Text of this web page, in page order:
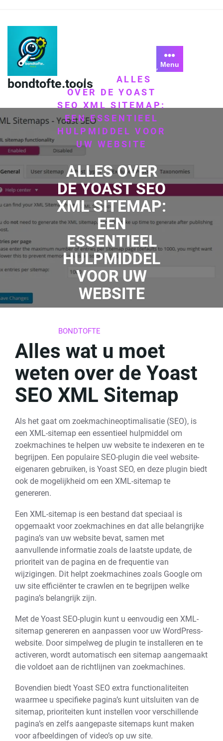
content
bondtofte.tools
Menu
,
YOAST
ALLES
OVER DE YOAST
SEO XML SITEMAP:
EEN ESSENTIEEL
HULPMIDDEL VOOR
UW WEBSITE
ALLES OVER
DE YOAST SEO
XML SITEMAP:
EEN
ESSENTIEEL
HULPMIDDEL
VOOR UW
WEBSITE
BONDTOFTE
Alles wat u moet
weten over de Yoast
SEO XML Sitemap
Als het gaat om zoekmachineoptimalisatie (SEO), is
een XML-sitemap een essentieel hulpmiddel om
zoekmachines te helpen uw website te indexeren en te
begrijpen. Een populaire SEO-plugin die veel website-
eigenaren gebruiken, is Yoast SEO, en deze plugin biedt
ook de mogelijkheid om een XML-sitemap te
genereren.
Een XML-sitemap is een bestand dat speciaal is
opgemaakt voor zoekmachines en dat alle belangrijke
pagina’s van uw website bevat, samen met
aanvullende informatie zoals de laatste update, de
prioriteit van de pagina en de frequentie van
wijzigingen. Dit helpt zoekmachines zoals Google om
uw site efficiënter te crawlen en te begrijpen welke
pagina’s belangrijk zijn.
Met de Yoast SEO-plugin kunt u eenvoudig een XML-
sitemap genereren en aanpassen voor uw WordPress-
website. Door simpelweg de plugin te installeren en te
activeren, wordt automatisch een sitemap aangemaakt
die voldoet aan de richtlijnen van zoekmachines.
Bovendien biedt Yoast SEO extra functionaliteiten
waarmee u specifieke pagina’s kunt uitsluiten van de
sitemap, prioriteiten kunt instellen voor verschillende
pagina’s en zelfs aangepaste sitemaps kunt maken
voor afbeeldingen of video’s op uw site.